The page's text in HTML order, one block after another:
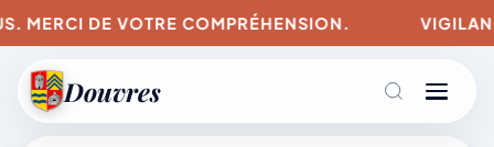
DE VOTRE COMPRÉHENSION.
Douvres